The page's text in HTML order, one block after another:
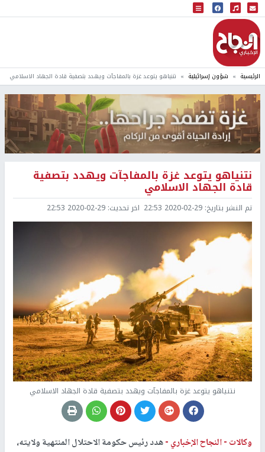
البث المباشر
إذاعة النجاح
الرئيسية شؤون إسرائيلية نتنياهو يتوعد غزة بالمفاجآت ويهدد بتصفية قادة الجهاد الاسلامي
نتنياهو يتوعد غزة بالمفاجآت ويهدد بتصفية
قادة الجهاد الاسلامي
تم النشر بتاريخ: 2020-02-29 22:53 اخر تحديث: 2020-02-29 22:53
نتنياهو يتوعد غزة بالمفاجآت ويهدد بتصفية قادة الجهاد الاسلامي
وكالات -النجاح الإخباري -هدد رئيس حكومة الاحتلال المنتهية ولايته،